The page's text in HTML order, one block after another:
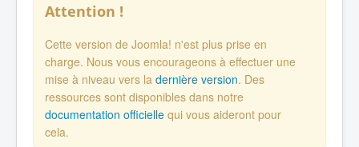
Attention !
Cette version de Joomla! n'est plus prise en
charge. Nous vous encourageons à effectuer une
mise à niveau vers la dernière version. Des
ressources sont disponibles dans notre
documentation officielle qui vous aideront pour
cela.